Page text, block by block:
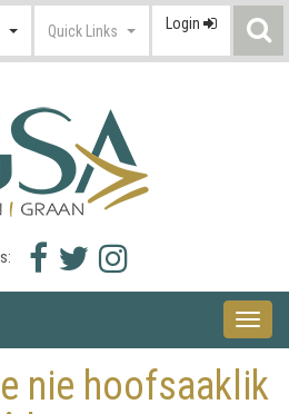
Quick Links Login
Facebook
icon
Twitter
icon
Instagram
icon
Toggle
nie hoofsaaklik